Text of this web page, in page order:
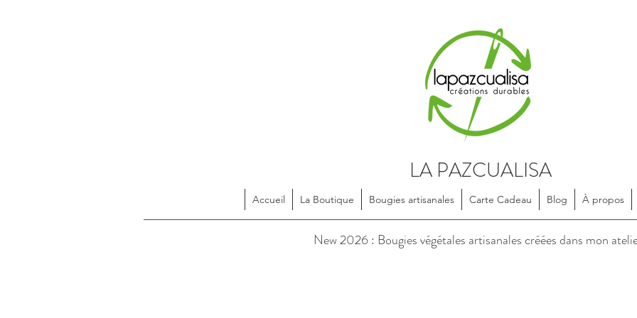
LA PAZCUALISA
Accessoires en textile, dessinés et confectionnés de manière artisanale, en
Accueil La Boutique Bougies artisanales Carte Cadeau Blog À propos
New 2026 : Bougies végétales artisanales créées dans mon